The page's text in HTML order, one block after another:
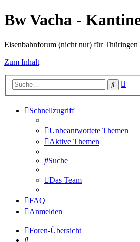
Bw Vacha -
Eisenbahnforum (nicht nur) für Thüringen
Zum Inhalt
Suche
Schnellzugriff
Unbeantwortete Themen
Aktive Themen
Suche
Das Team
FAQ
Anmelden
Foren-Übersicht
Suche